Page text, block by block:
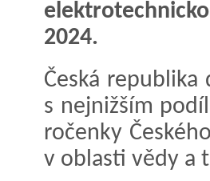
2024.
Česká
s nejnižším
ročenky
v oblasti vědy a